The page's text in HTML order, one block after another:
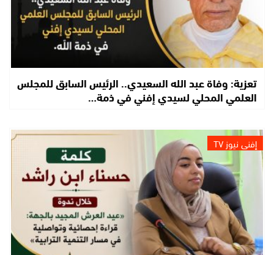
تعزية: وفاة عبد الله السعيدي.. الرئيس السابق للمجلس
العلمي المحلي لسيدي إفني في ذمة…
إفني نيوز TV